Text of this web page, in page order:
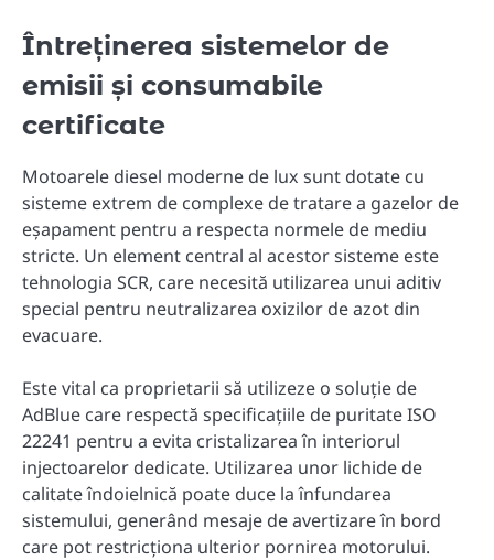
Întreținerea sistemelor de
emisii și consumabile
certificate
Motoarele diesel moderne de lux sunt dotate cu
sisteme extrem de complexe de tratare a gazelor de
eșapament pentru a respecta normele de mediu
stricte. Un element central al acestor sisteme este
tehnologia SCR, care necesită utilizarea unui aditiv
special pentru neutralizarea oxizilor de azot din
evacuare.
Este vital ca proprietarii să utilizeze o soluție de
AdBlue care respectă specificațiile de puritate ISO
22241 pentru a evita cristalizarea în interiorul
injectoarelor dedicate. Utilizarea unor lichide de
calitate îndoielnică poate duce la înfundarea
sistemului, generând mesaje de avertizare în bord
care pot restricționa ulterior pornirea motorului.